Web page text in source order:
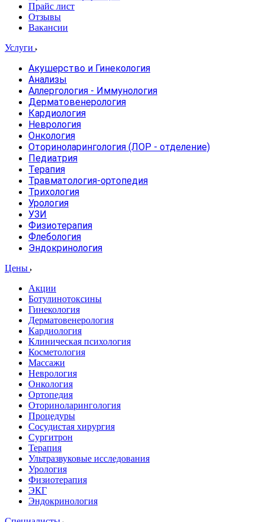
Прайс лист
Отзывы
Вакансии
Услуги
Акушерство и Гинекология
Анализы
Аллергология - Иммунология
Дерматовенерология
Кардиология
Неврология
Онкология
Оториноларингология (ЛОР - отделение)
Педиатрия
Терапия
Травматология-ортопедия
Трихология
Урология
УЗИ
Физиотерапия
Флебология
Эндокринология
Цены
Акции
Ботулинотоксины
Гинекология
Дерматовенерология
Кардиология
Клиническая психология
Косметология
Массажи
Неврология
Онкология
Ортопедия
Оториноларингология
Процедуры
Сосудистая хирургия
Сургитрон
Терапия
Ультразвуковые исследования
Урология
Физиотерапия
ЭКГ
Эндокринология